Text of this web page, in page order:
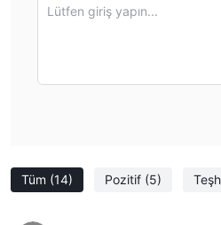
Tüm (14) Pozitif (5)
Lütfen giriş yapın...